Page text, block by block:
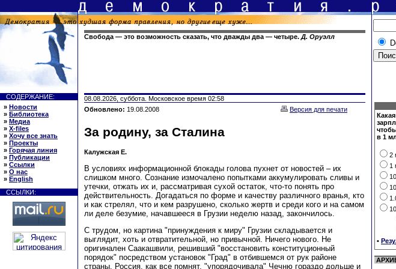
Свобода — это возможность сказать, что дважды два — четыре. Д. Оруэлл
СОДЕРЖАНИЕ:
» Новости
» Библиотека
» Медиа
» X-files
» Хочу все знать
» Проекты
» Горячая линия
» Публикации
» Ссылки
» О нас
» English
ССЫЛКИ:
08.08.2026, суббота. Московское время 02:58
Обновлено: 19.08.2008 Версия для печати
За родину, за Сталина
Калужская Е.
В условиях информационной блокады голова пухнет от новостей – их
слишком много. Сознание измочалено попытками аккумулировать сливы и
утечки, отжать их и, рассматривая сухой остаток, что-то понять про
действительность. Догадаться по форме и качеству различного вранья, кто
и как стрелял, что и кем разрушено, сколько жертв и среди кого и на самом
ли деле безумие, начавшееся в Грузии неделю назад, закончилось.
С трудом, но картина "принуждения к миру" Грузии складывается и
выглядит, хоть и отвратительной, но привычной. Ничего нового. Не
оригинален Саакашвили, решивший "восстановить конституционный
порядок" посредством установок "Град" в отбившемся от рук районе
страны. Россия, как все помнят, "упорядочивала" Чечню гораздо дольше и
в 1
2
1
•